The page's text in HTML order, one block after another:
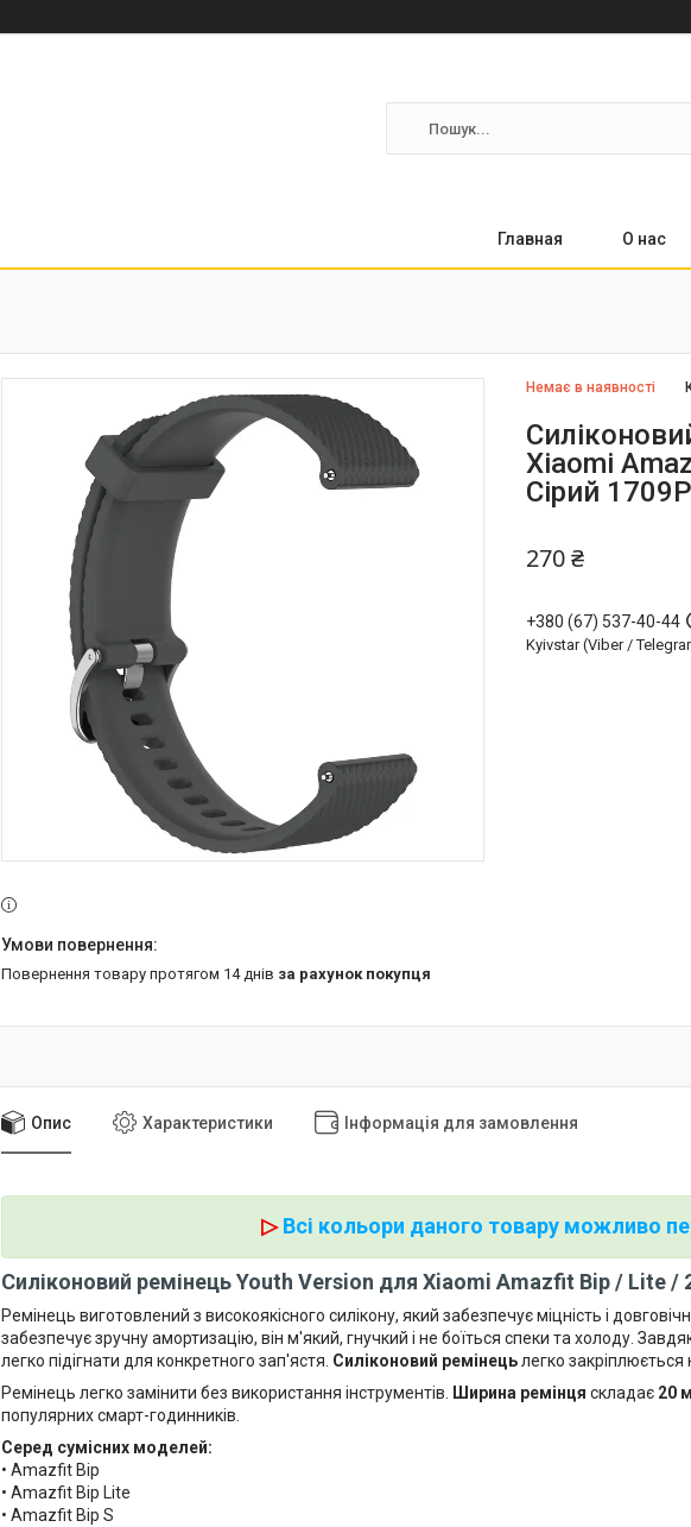
Главная О нас
Немає в наявності
Xiaomi
Сірий 1709P
270 ₴
+380 (67) 537-40-44
Kyivstar (Viber /
повернення товару протягом 14 днів за рахунок покупця
Опис Характеристики Інформація для замовлення
▷Всі кольори даного товару можливо
Силіконовий ремінець Youth Version для Xiaomi Amazfit Bip / Lite
Ремінець виготовлений з високоякісного силікону, який забезпечує міцність і
забезпечує зручну амортизацію, він м'який, гнучкий і не боїться спеки та холоду.
легко підігнати для конкретного зап'ястя. Силіконовий ремінецьлегко
Ремінець легко замінити без використання інструментів.
Ширина ремінця складає 20
популярних смарт-годинників.
Серед сумісних моделей:
• Amazfit Bip
• Amazfit Bip Lite
• Amazfit Bip S